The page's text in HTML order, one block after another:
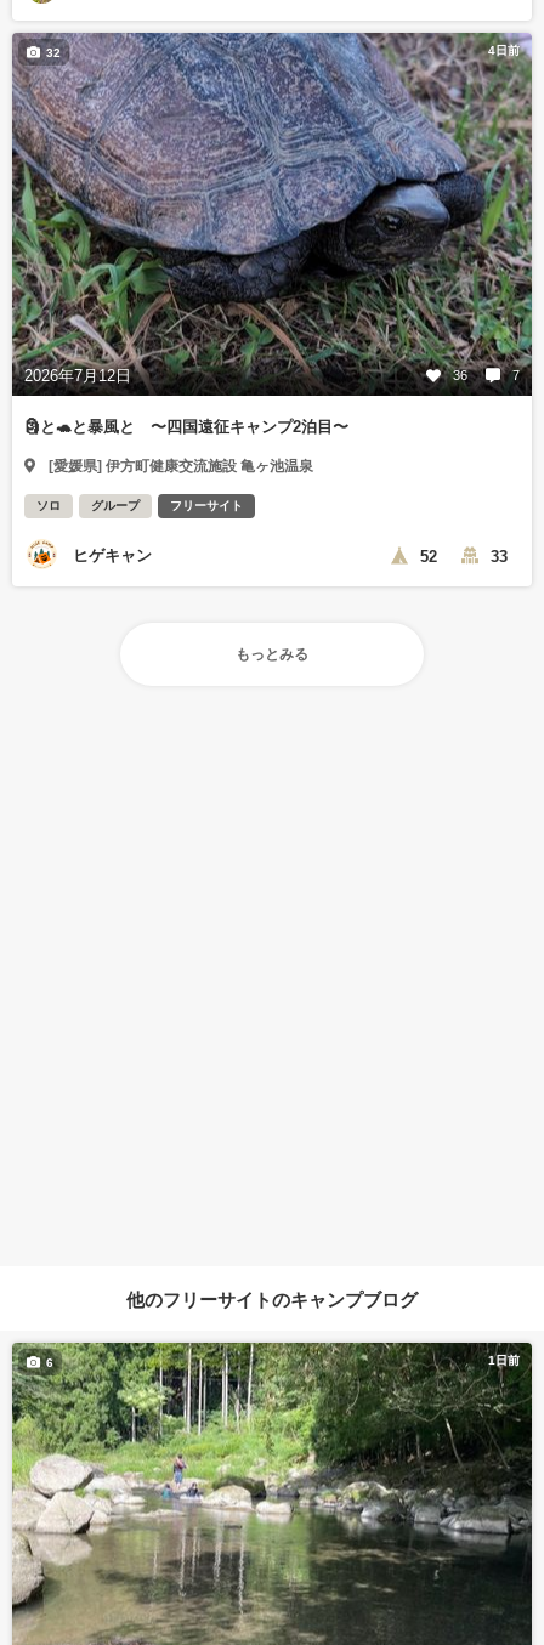
4日前
2026年7月12日 36 7
32
🗿と🐢と暴風と 〜四国遠征キャンプ2泊目〜
[愛媛県] 伊方町健康交流施設 亀ヶ池温泉
ソロ グループ フリーサイト
ヒゲキャン 52 33
もっとみる
他のフリーサイトのキャンプブログ
1日前
6